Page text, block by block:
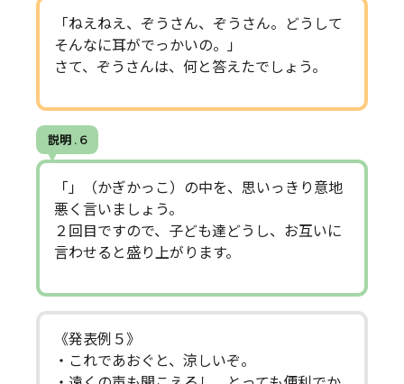
「ねえねえ、ぞうさん、ぞうさん。どうして
そんなに耳がでっかいの。」
さて、ぞうさんは、何と答えたでしょう。
説明 . 6
「」（かぎかっこ）の中を、思いっきり意地
悪く言いましょう。
２回目ですので、子ども達どうし、お互いに
言わせると盛り上がります。
《発表例５》
・これであおぐと、涼しいぞ。